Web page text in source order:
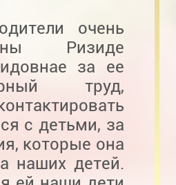
очень
Ризиде
за ее
труд,
с детьми, за
которые она
наших детей.